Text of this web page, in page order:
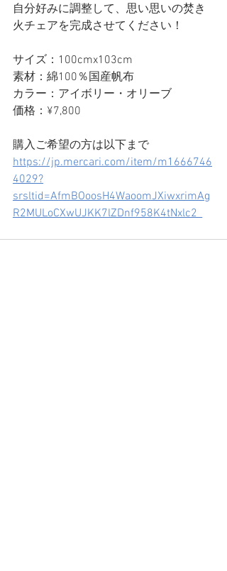
自分好みに調整して、思い思いの焚き
火チェアを完成させてください！
サイズ：100cmx103cm
素材：綿100％国産帆布
カラー：アイボリー・オリーブ
価格：¥7,800
購入ご希望の方は以下まで
https://jp.mercari.com/item/m1666746
4029?
srsltid=AfmBOoosH4WaoomJXiwxrimAg
R2MULoCXwUJKK7lZDnf958K4tNxlc2_